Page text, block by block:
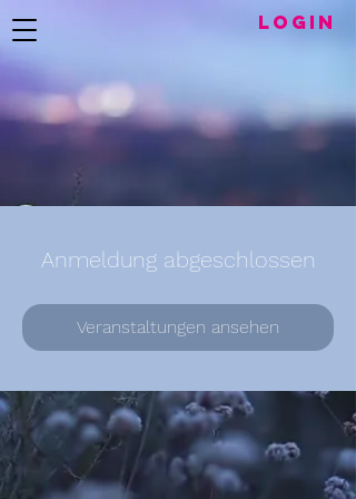
LogIN
Anmeldung abgeschlossen
Veranstaltungen ansehen